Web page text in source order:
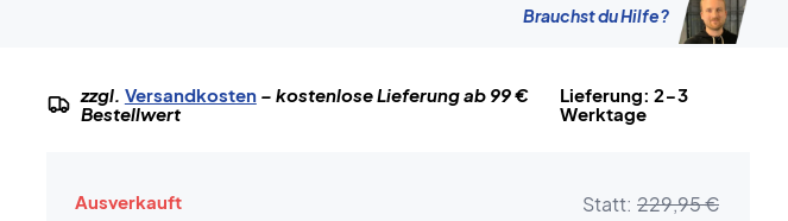
Brauchst du Hilfe?
zzgl. Versandkosten– kostenlose Lieferung ab 99 €
Bestellwert
Lieferung: 2-3
Werktage
Ausverkauft Statt: 229,95 €